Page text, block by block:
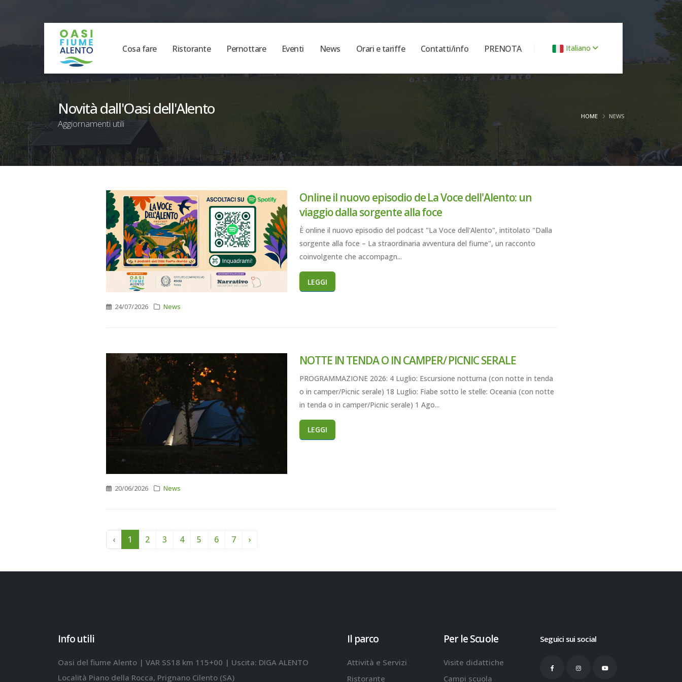
Cosa fare Ristorante Pernottare Eventi News Orari e tariffe Contatti/info PRENOTA Italiano
Novità dall'Oasi dell'Alento
Aggiornamenti utili
HOME NEWS
Online il nuovo episodio de La Voce dell'Alento: un
viaggio dalla sorgente alla foce
È online il nuovo episodio del podcast "La Voce dell'Alento", intitolato "Dalla
sorgente alla foce – La straordinaria avventura del fiume", un racconto
coinvolgente che accompagn...
LEGGI
24/07/2026 News
NOTTE IN TENDA O IN CAMPER/ PICNIC SERALE
PROGRAMMAZIONE 2026: 4 Luglio: Escursione notturna (con notte in tenda
o in camper/Picnic serale) 18 Luglio: Fiabe sotto le stelle: Oceania (con notte
in tenda o in camper/Picnic serale) 1 Ago...
LEGGI
20/06/2026 News
‹ 1 2 3 4 5 6 7 ›
Info utili
Oasi del fiume Alento | VAR SS18 km 115+00 | Uscita: DIGA ALENTO
Località Piano della Rocca, Prignano Cilento (SA)
Il parco
Attività e Servizi
Ristorante
Per le Scuole
Visite didattiche
Campi scuola
Seguici sui social